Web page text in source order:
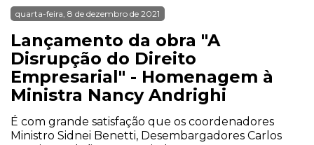
quarta-feira, 8 de dezembro de 2021
Lançamento da obra "A
Disrupção do Direito
Empresarial" - Homenagem à
Ministra Nancy Andrighi
É com grande satisfação que os coordenadores
Ministro Sidnei Benetti, Desembargadores Carlos